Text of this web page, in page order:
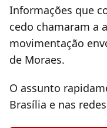
Informações que
cedo chamaram a
movimentação
de Moraes.
O assunto
Brasília e nas